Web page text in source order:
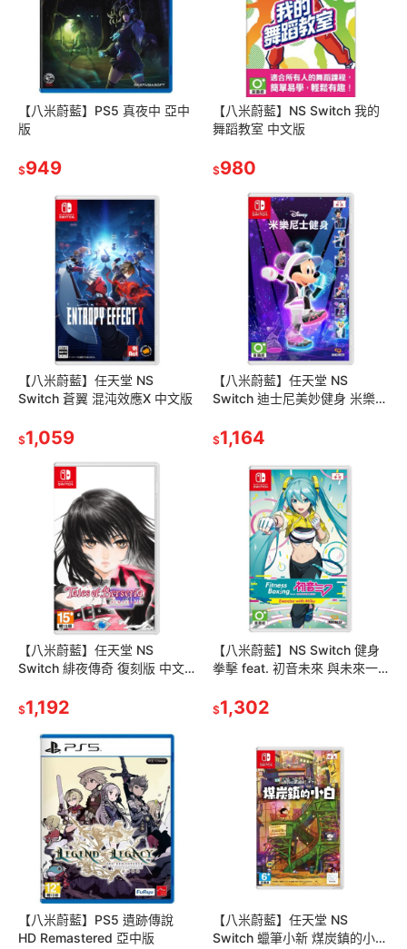
【八米蔚藍】PS5 真夜中 亞中
版
$949
【八米蔚藍】NS Switch 我的
舞蹈教室 中文版
$980
【八米蔚藍】任天堂 NS
Switch 蒼翼 混沌效應X 中文版
$1,059
【八米蔚藍】任天堂 NS
Switch 迪士尼美妙健身 米樂尼
中文版【退/換貨注意事
$1,164
【八米蔚藍】任天堂 NS
Switch 緋夜傳奇 復刻版 中文
$1,192
【八米蔚藍】NS Switch 健身
拳擊 feat. 初音未來 與未來一
$1,302
【八米蔚藍】PS5 遺跡傳說
HD Remastered 亞中版
【八米蔚藍】任天堂 NS
Switch 蠟筆小新 煤炭鎮的小白